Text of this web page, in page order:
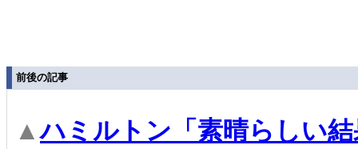
前後の記事
▲ハミルトン「素晴らしい